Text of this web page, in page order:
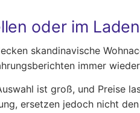
oder im
skandinavische
immer
ist groß, und Preise
ersetzen jedoch nicht